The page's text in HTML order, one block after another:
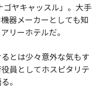
ゴヤキャッスル」。大手
器メーカーとしても知
リーホテルだ。
とは少々意外な気もす
員としてホスピタリテ
。